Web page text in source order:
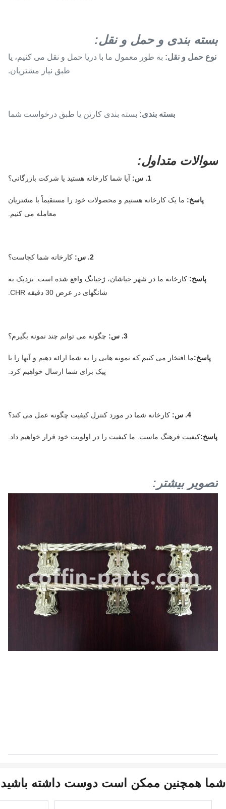
بسته بندی و حمل و نقل:
نوع حمل و نقل: به طور معمول ما با دریا حمل و نقل می کنیم، یا
طبق نیاز مشتریان.
بسته بندی: بسته بندی کارتن یا طبق درخواست شما
سوالات متداول:
1. س: آیا شما کارخانه هستید یا شرکت بازرگانی؟
پاسخ: ما یک کارخانه هستیم و محصولات خود را مستقیماً با مشتریان
معامله می کنیم.
2. س: کارخانه شما کجاست؟
پاسخ: کارخانه ما در شهر جیاشان، ژجیانگ واقع شده است. نزدیک به
شانگهای در عرض 30 دقیقه CHR.
3. س: چگونه می توانم چند نمونه بگیرم؟
پاسخ:ما افتخار می کنیم که نمونه هایی را به شما ارائه دهیم و آنها را با
پیک برای شما ارسال خواهیم کرد.
4. س: کارخانه شما در مورد کنترل کیفیت چگونه عمل می کند؟
پاسخ:کیفیت فرهنگ ماست. ما کیفیت را در اولویت خود قرار خواهیم داد.
تصویر بیشتر:
شما همچنین ممکن است دوست داشته باشید